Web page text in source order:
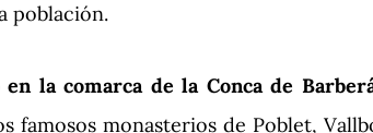
población.
la comarca de la Conca de
famosos monasterios de Poblet,